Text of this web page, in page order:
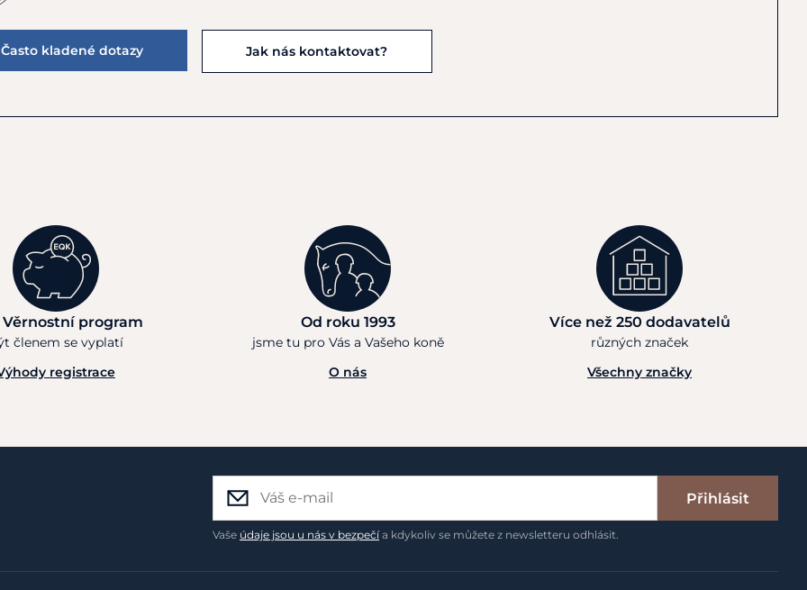
Často kladené dotazy Jak nás kontaktovat?
Věrnostní program
členem se vyplatí
registrace
Od roku 1993
jsme tu pro Vás a Vašeho koně
O nás
Více než 250 dodavatelů
různých značek
Všechny značky
Přihlásit
Vaše údaje jsou u nás v bezpečía kdykoliv se můžete z newsletteru odhlásit.